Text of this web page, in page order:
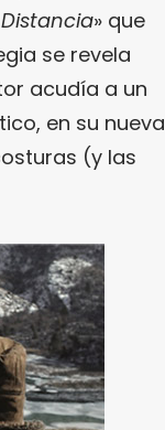
» que
se revela
acudía a un
en su nueva
(y las